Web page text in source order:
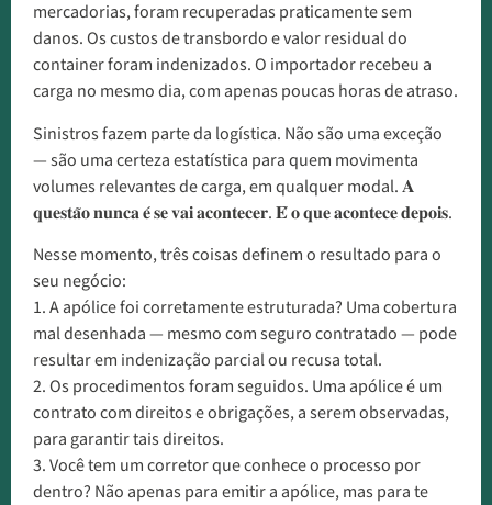
mercadorias, foram recuperadas praticamente sem
danos. Os custos de transbordo e valor residual do
container foram indenizados. O importador recebeu a
carga no mesmo dia, com apenas poucas horas de atraso.
Sinistros fazem parte da logística. Não são uma exceção
— são uma certeza estatística para quem movimenta
volumes relevantes de carga, em qualquer modal. 𝐀
𝐪𝐮𝐞𝐬𝐭𝐚̃𝐨 𝐧𝐮𝐧𝐜𝐚 𝐞́ 𝐬𝐞 𝐯𝐚𝐢 𝐚𝐜𝐨𝐧𝐭𝐞𝐜𝐞𝐫. 𝐄́ 𝐨 𝐪𝐮𝐞 𝐚𝐜𝐨𝐧𝐭𝐞𝐜𝐞 𝐝𝐞𝐩𝐨𝐢𝐬.
Nesse momento, três coisas definem o resultado para o
seu negócio:
1. A apólice foi corretamente estruturada? Uma cobertura
mal desenhada — mesmo com seguro contratado — pode
resultar em indenização parcial ou recusa total.
2. Os procedimentos foram seguidos. Uma apólice é um
contrato com direitos e obrigações, a serem observadas,
para garantir tais direitos.
3. Você tem um corretor que conhece o processo por
dentro? Não apenas para emitir a apólice, mas para te